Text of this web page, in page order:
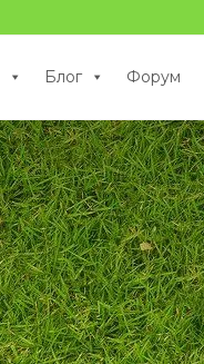
Блог Форум